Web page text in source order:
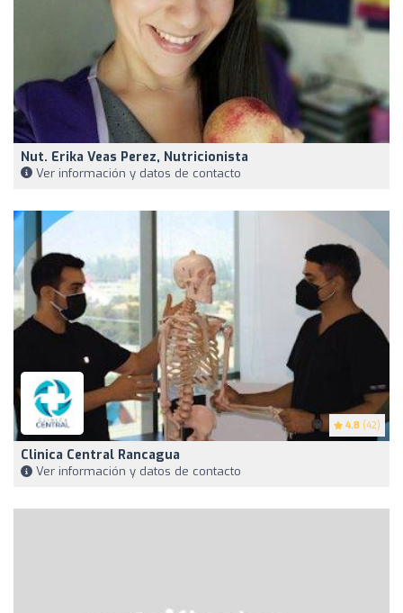
Nut. Erika Veas Perez, Nutricionista
Ver información y datos de contacto
4.8 (42)
Clinica Central Rancagua
Ver información y datos de contacto